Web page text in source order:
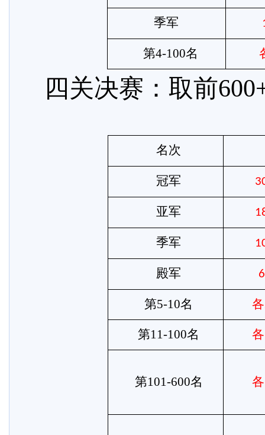
季军
第4-100名
四关决赛：取前
名次
冠军
亚军
季军
殿军
第5-10名 各
第11-100名 各
第101-600名 各